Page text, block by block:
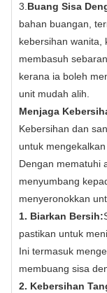
3.Buang Sisa
bahan buangan,
kebersihan wanita,
membasuh
kerana ia boleh
unit mudah alih.
Menjaga
Kebersihan dan
untuk
Dengan mematuhi
menyumbang
menyeronokkan
1. Biarkan Bersih:
pastikan untuk
Ini termasuk
membuang sisa
2. Kebersihan